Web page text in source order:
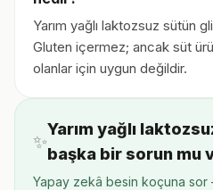
Yarım yağlı laktozsuz sütün
Gluten içermez; ancak süt
olanlar için uygun değildir.
✨
Yarım yağlı
başka bir sorun mu
Yapay zekâ besin koçuna